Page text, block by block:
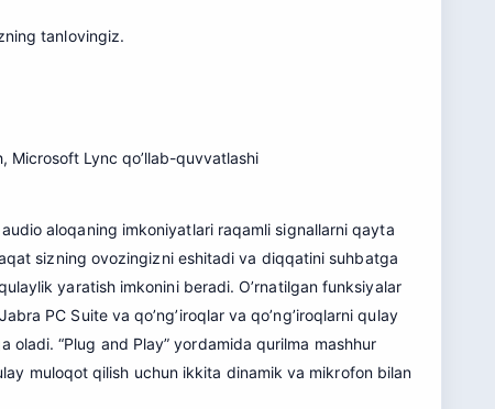
tanlovingiz.
Microsoft Lync qo’llab-quvvatlashi
aloqaning imkoniyatlari raqamli signallarni qayta
sizning ovozingizni eshitadi va diqqatini suhbatga
yaratish imkonini beradi. O’rnatilgan funksiyalar
PC Suite va qo’ng’iroqlar va qo’ng’iroqlarni qulay
“Plug and Play” yordamida qurilma mashhur
muloqot qilish uchun ikkita dinamik va mikrofon bilan